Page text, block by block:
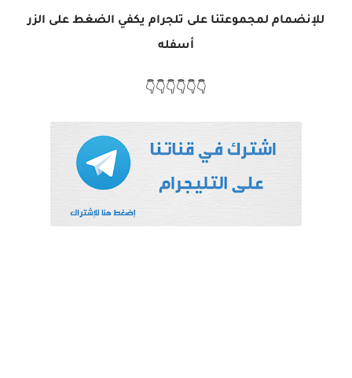
للإنضمام لمجموعتنا على تلجرام يكفي الضغط على الزر
أسفله
👇👇👇👇👇👇